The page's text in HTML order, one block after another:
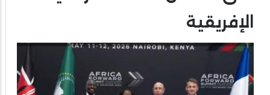
الإفريقية